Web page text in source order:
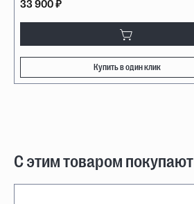
33 900 ₽
Купить в один клик
С этим товаром покупают